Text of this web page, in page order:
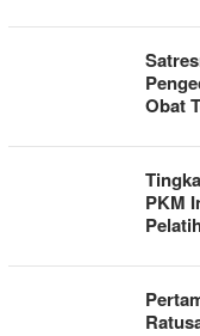
Obat
PKM